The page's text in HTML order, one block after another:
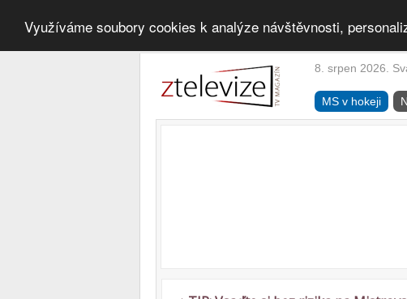
Využíváme soubory cookies k analýze návštěvnosti,
8. srpen 2026.
MS v hokeji